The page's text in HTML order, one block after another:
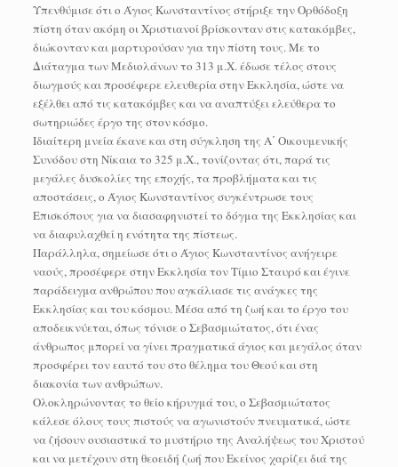
Υπενθύμισε ότι ο Άγιος Κωνσταντίνος στήριξε την Ορθόδοξη
πίστη όταν ακόμη οι Χριστιανοί βρίσκονταν στις κατακόμβες,
διώκονταν και μαρτυρούσαν για την πίστη τους. Με το
Διάταγμα των Μεδιολάνων το 313 μ.Χ. έδωσε τέλος στους
διωγμούς και προσέφερε ελευθερία στην Εκκλησία, ώστε να
εξέλθει από τις κατακόμβες και να αναπτύξει ελεύθερα το
σωτηριώδες έργο της στον κόσμο.
Ιδιαίτερη μνεία έκανε και στη σύγκληση της Α΄ Οικουμενικής
Συνόδου στη Νίκαια το 325 μ.Χ., τονίζοντας ότι, παρά τις
μεγάλες δυσκολίες της εποχής, τα προβλήματα και τις
αποστάσεις, ο Άγιος Κωνσταντίνος συγκέντρωσε τους
Επισκόπους για να διασαφηνιστεί το δόγμα της Εκκλησίας και
να διαφυλαχθεί η ενότητα της πίστεως.
Παράλληλα, σημείωσε ότι ο Άγιος Κωνσταντίνος ανήγειρε
ναούς, προσέφερε στην Εκκλησία τον Τίμιο Σταυρό και έγινε
παράδειγμα ανθρώπου που αγκάλιασε τις ανάγκες της
Εκκλησίας και του κόσμου. Μέσα από τη ζωή και το έργο του
αποδεικνύεται, όπως τόνισε ο Σεβασμιώτατος, ότι ένας
άνθρωπος μπορεί να γίνει πραγματικά άγιος και μεγάλος όταν
προσφέρει τον εαυτό του στο θέλημα του Θεού και στη
διακονία των ανθρώπων.
Ολοκληρώνοντας το θείο κήρυγμά του, ο Σεβασμιώτατος
κάλεσε όλους τους πιστούς να αγωνιστούν πνευματικά, ώστε
να ζήσουν ουσιαστικά το μυστήριο της Αναλήψεως του Χριστού
και να μετέχουν στη θεοειδή ζωή που Εκείνος χαρίζει διά της